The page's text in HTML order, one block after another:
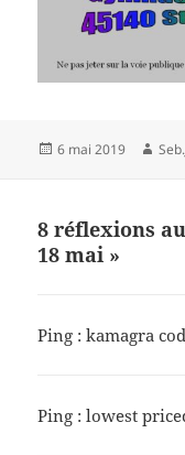
Publié
6 mai 2019
8 réflexions
18 mai »
Ping :kamagra
Ping :lowest